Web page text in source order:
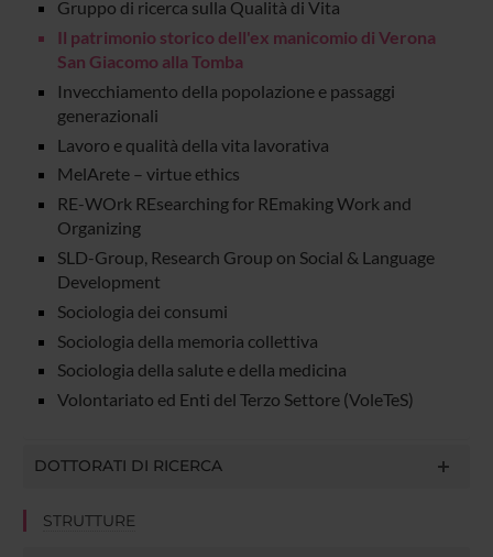
Gruppo di ricerca sulla Qualità di Vita
Il patrimonio storico dell'ex manicomio di Verona
San Giacomo alla Tomba
Invecchiamento della popolazione e passaggi
generazionali
Lavoro e qualità della vita lavorativa
MelArete – virtue ethics
RE-WOrk REsearching for REmaking Work and
Organizing
SLD-Group, Research Group on Social & Language
Development
Sociologia dei consumi
Sociologia della memoria collettiva
Sociologia della salute e della medicina
Volontariato ed Enti del Terzo Settore (VoleTeS)
DOTTORATI DI RICERCA
STRUTTURE